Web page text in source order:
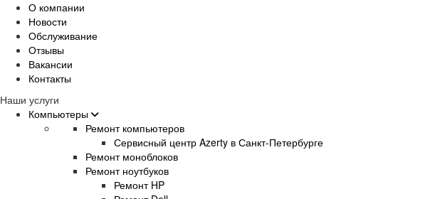
О компании
Новости
Обслуживание
Отзывы
Вакансии
Контакты
Наши услуги
Компьютеры
Ремонт компьютеров
Сервисный центр Azerty в Санкт-Петербурге
Ремонт моноблоков
Ремонт ноутбуков
Ремонт HP